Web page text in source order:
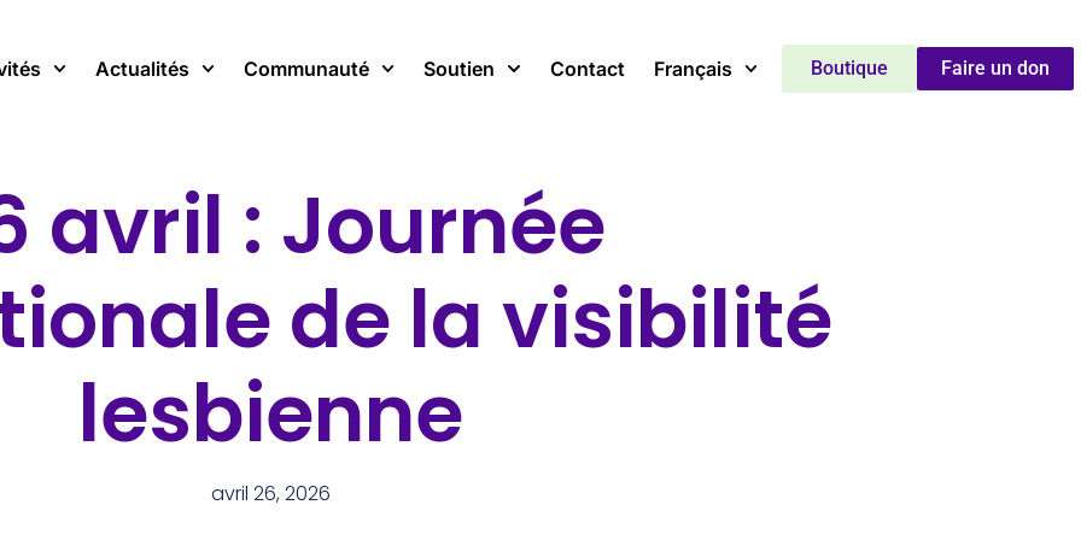
Actualités Communauté Soutien Contact Français Faire un don
Boutique
avril : Journée
de la visibilité
lesbienne
avril 26, 2026